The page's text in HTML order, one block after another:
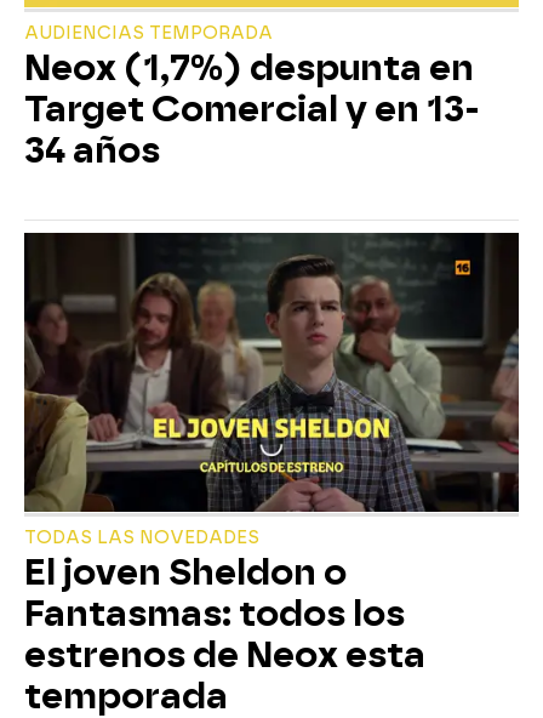
AUDIENCIAS TEMPORADA
Neox (1,7%) despunta en
Target Comercial y en 13-
34 años
TODAS LAS NOVEDADES
El joven Sheldon o
Fantasmas: todos los
estrenos de Neox esta
temporada